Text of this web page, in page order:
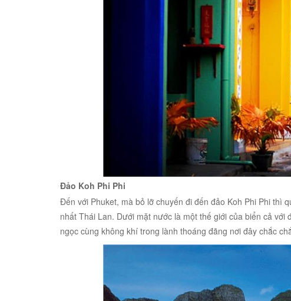
Đảo Koh Phi Phi
Đến với Phuket, mà bỏ lỡ chuyến đi đến đảo Koh Phi Phi thì
nhất Thái Lan. Dưới mặt nước là một thế giới của biển cả
ngọc cùng không khí trong lành thoáng đãng nơi đây chắc